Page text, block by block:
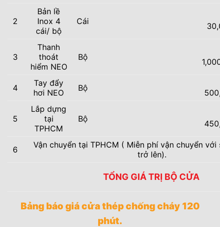
2
Bản lề
Inox 4
cái/ bộ
Cái
3
Thanh
thoát
hiểm NEO
Bộ
4
Tay đẩy
hơi NEO
Bộ
5
Lắp dựng
tại
TPHCM
Bộ
6
Vận chuyển tại TPHCM ( Miễn phí vận chuyển
trở lên).
TỔNG GIÁ TRỊ BỘ CỬA
Bảng báo giá cửa thép chống cháy 120
phút.